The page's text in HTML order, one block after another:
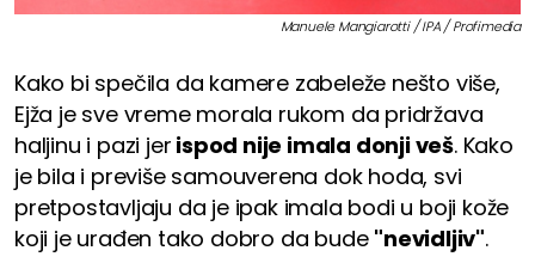
Manuele Mangiarotti / IPA / Profimedia
Kako bi spečila da kamere zabeleže nešto više,
Ejža je sve vreme morala rukom da pridržava
haljinu i pazi jer ispod nije imala donji veš. Kako
je bila i previše samouverena dok hoda, svi
pretpostavljaju da je ipak imala bodi u boji kože
koji je urađen tako dobro da bude "nevidljiv".